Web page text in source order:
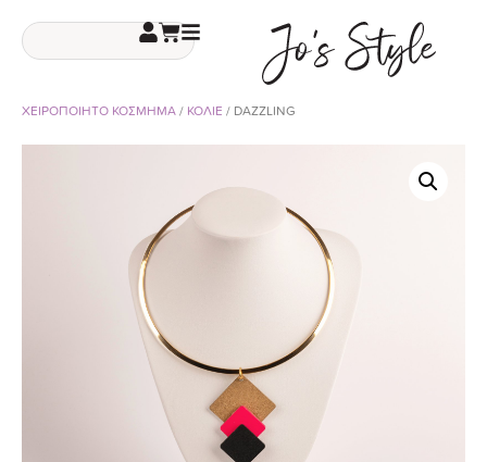
ΧΕΙΡΟΠΟΙΗΤΟ ΚΟΣΜΗΜΑ/ ΚΟΛΙΕ / DAZZLING